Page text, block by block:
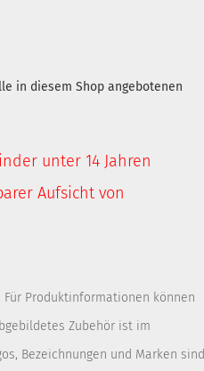
in diesem Shop angebotenen
unter 14 Jahren
Aufsicht von
Produktinformationen können
Zubehör ist im
Bezeichnungen und Marken sind